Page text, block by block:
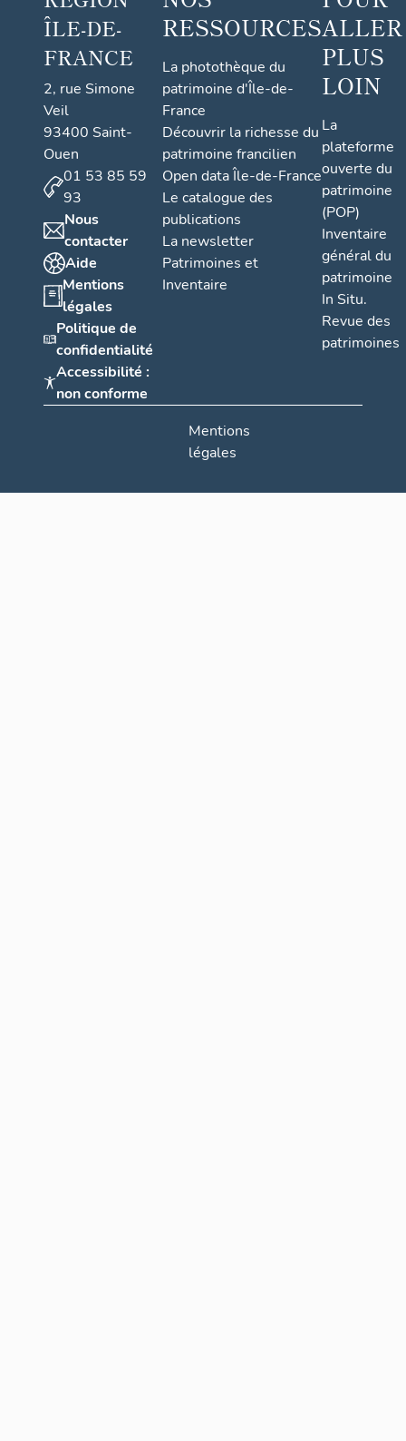
ÎLE-DE-
FRANCE
2, rue Simone
Veil
93400 Saint-
Ouen
01 53 85 59
93
Nous
contacter
Aide
Mentions
légales
Politique de
confidentialité
Accessibilité :
non conforme
RESSOURCES
La photothèque du
patrimoine d'Île-de-
France
Découvrir la richesse du
patrimoine francilien
Open data Île-de-France
Le catalogue des
publications
La newsletter
Patrimoines et
Inventaire
ALLER
PLUS
LOIN
La
plateforme
ouverte du
patrimoine
(POP)
Inventaire
général du
patrimoine
In Situ.
Revue des
patrimoines
Mentions
légales